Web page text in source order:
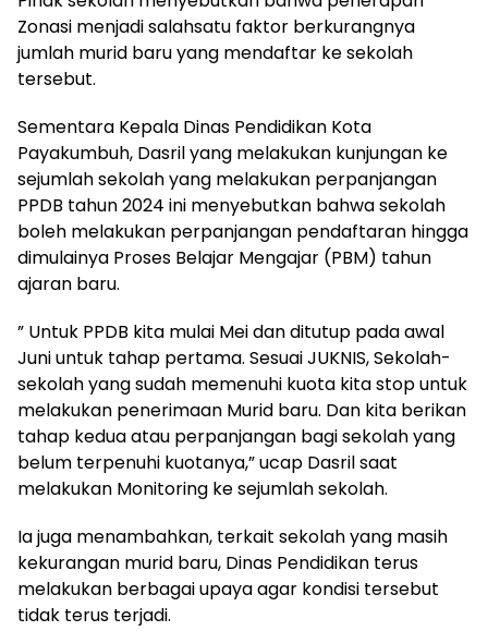
Zonasi menjadi salahsatu faktor berkurangnya
jumlah murid baru yang mendaftar ke sekolah
tersebut.
Sementara Kepala Dinas Pendidikan Kota
Payakumbuh, Dasril yang melakukan kunjungan ke
sejumlah sekolah yang melakukan perpanjangan
PPDB tahun 2024 ini menyebutkan bahwa sekolah
boleh melakukan perpanjangan pendaftaran hingga
dimulainya Proses Belajar Mengajar (PBM) tahun
ajaran baru.
” Untuk PPDB kita mulai Mei dan ditutup pada awal
Juni untuk tahap pertama. Sesuai JUKNIS, Sekolah-
sekolah yang sudah memenuhi kuota kita stop untuk
melakukan penerimaan Murid baru. Dan kita berikan
tahap kedua atau perpanjangan bagi sekolah yang
belum terpenuhi kuotanya,” ucap Dasril saat
melakukan Monitoring ke sejumlah sekolah.
Ia juga menambahkan, terkait sekolah yang masih
kekurangan murid baru, Dinas Pendidikan terus
melakukan berbagai upaya agar kondisi tersebut
tidak terus terjadi.